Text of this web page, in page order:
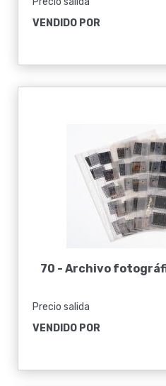
VENDIDO POR
70 - Archivo
Precio salida
VENDIDO POR